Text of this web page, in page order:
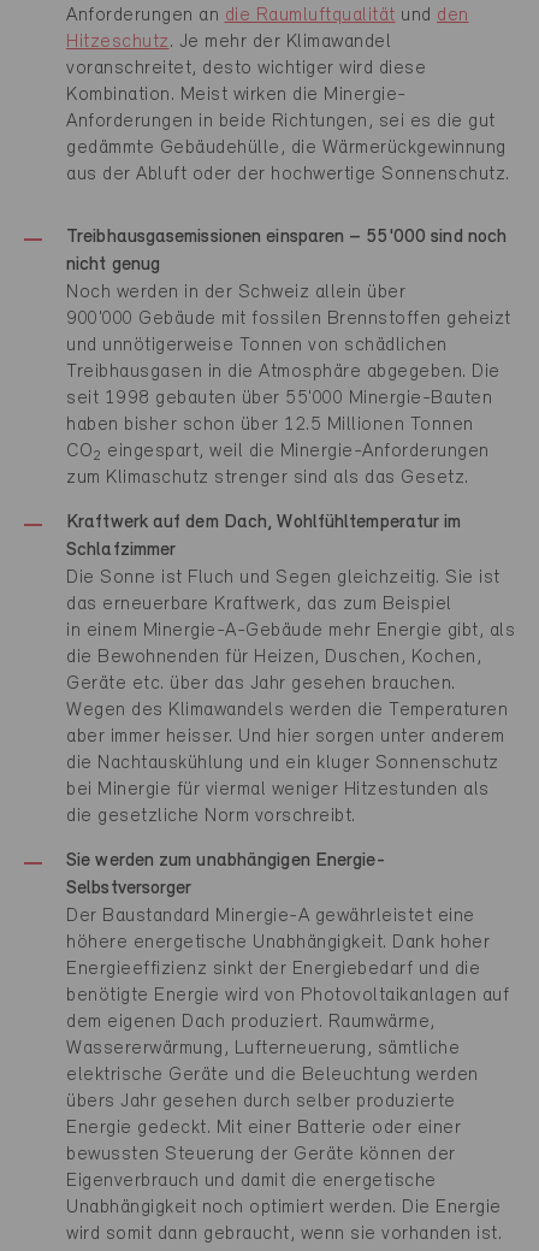
Anforderungen an die Raumluftqualität und den
Hitzeschutz. Je mehr der Klimawandel
voranschreitet, desto wichtiger wird diese
Kombination. Meist wirken die Minergie-
Anforderungen in beide Richtungen, sei es die gut
gedämmte Gebäudehülle, die Wärmerückgewinnung
aus der Abluft oder der hochwertige Sonnenschutz.
Treibhausgasemissionen einsparen – 55'000 sind noch
nicht genug
Noch werden in der Schweiz allein über
900'000 Gebäude mit fossilen Brennstoffen geheizt
und unnötigerweise Tonnen von schädlichen
Treibhausgasen in die Atmosphäre abgegeben. Die
seit 1998 gebauten über 55'000 Minergie-Bauten
haben bisher schon über 12.5 Millionen Tonnen
CO2 eingespart, weil die Minergie-Anforderungen
zum Klimaschutz strenger sind als das Gesetz.
Kraftwerk auf dem Dach, Wohlfühltemperatur im
Schlafzimmer
Die Sonne ist Fluch und Segen gleichzeitig. Sie ist
das erneuerbare Kraftwerk, das zum Beispiel
in einem Minergie-A-Gebäude mehr Energie gibt, als
die Bewohnenden für Heizen, Duschen, Kochen,
Geräte etc. über das Jahr gesehen brauchen.
Wegen des Klimawandels werden die Temperaturen
aber immer heisser. Und hier sorgen unter anderem
die Nachtauskühlung und ein kluger Sonnenschutz
bei Minergie für viermal weniger Hitzestunden als
die gesetzliche Norm vorschreibt.
Sie werden zum unabhängigen Energie-
Selbstversorger
Der Baustandard Minergie-A gewährleistet eine
höhere energetische Unabhängigkeit. Dank hoher
Energieeffizienz sinkt der Energiebedarf und die
benötigte Energie wird von Photovoltaikanlagen auf
dem eigenen Dach produziert. Raumwärme,
Wassererwärmung, Lufterneuerung, sämtliche
elektrische Geräte und die Beleuchtung werden
übers Jahr gesehen durch selber produzierte
Energie gedeckt. Mit einer Batterie oder einer
bewussten Steuerung der Geräte können der
Eigenverbrauch und damit die energetische
Unabhängigkeit noch optimiert werden. Die Energie
wird somit dann gebraucht, wenn sie vorhanden ist.